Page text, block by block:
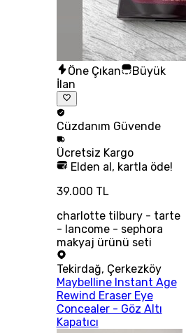
Öne Çıkan
Büyük
İlan
Cüzdanım Güvende
Ücretsiz Kargo
Elden al, kartla öde!
39.000 TL
charlotte tilbury - tarte
- lancome - sephora
makyaj ürünü seti
Tekirdağ, Çerkezköy
Maybelline Instant Age
Rewind Eraser Eye
Concealer - Göz Altı
Kapatıcı